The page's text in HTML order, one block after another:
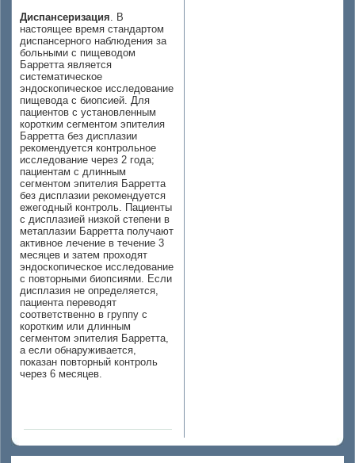
Диспансеризация. В
настоящее время стандартом
диспансерного наблюдения за
больными с пищеводом
Барретта является
систематическое
эндоскопическое исследование
пищевода с биопсией. Для
пациентов с установленным
коротким сегментом эпителия
Барретта без дисплазии
рекомендуется контрольное
исследование через 2 года;
пациентам с длинным
сегментом эпителия Барретта
без дисплазии рекомендуется
ежегодный контроль. Пациенты
с дисплазией низкой степени в
метаплазии Барретта получают
активное лечение в течение 3
месяцев и затем проходят
эндоскопическое исследование
с повторными биопсиями. Если
дисплазия не определяется,
пациента переводят
соответственно в группу с
коротким или длинным
сегментом эпителия Барретта,
а если обнаруживается,
показан повторный контроль
через 6 месяцев.